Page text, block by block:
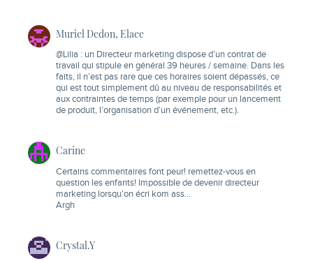
Muriel Dedon, Elaee
@Lilia : un Directeur marketing dispose d’un contrat de
travail qui stipule en général 39 heures / semaine. Dans les
faits, il n’est pas rare que ces horaires soient dépassés, ce
qui est tout simplement dû au niveau de responsabilités et
aux contraintes de temps (par exemple pour un lancement
de produit, l’organisation d’un événement, etc.).
Carine
Certains commentaires font peur! remettez-vous en
question les enfants! Impossible de devenir directeur
marketing lorsqu’on écri kom ass…
Argh
Crystal.Y